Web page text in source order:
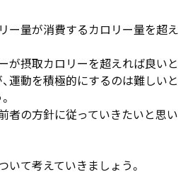
ー量が消費するカロリー量を超え
が摂取カロリーを超えれば良いと
運動を積極的にするのは難しいと
者の方針に従っていきたいと思い
いて考えていきましょう。